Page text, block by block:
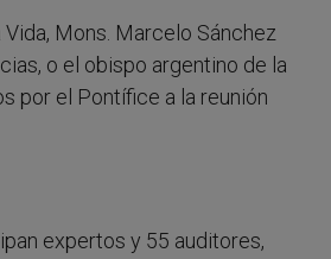
Mons. Marcelo Sánchez
o el obispo argentino de la
por el Pontífice a la reunión
expertos y 55 auditores,